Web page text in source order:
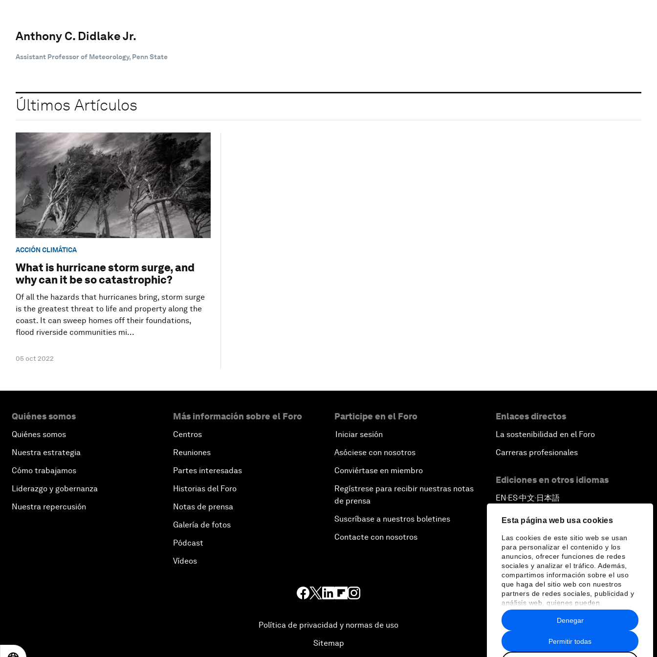
Esta página web usa cookies
Las cookies de este sitio web se usan
para personalizar el contenido y los
anuncios, ofrecer funciones de redes
sociales y analizar el tráfico. Además,
compartimos información sobre el uso
que haga del sitio web con nuestros
partners de redes sociales, publicidad y
análisis web, quienes pueden
combinarla con otra información que les
haya proporcionado o que hayan
recopilado a partir del uso que haya
hecho de sus servicios.
Permitir todas
Denegar
Anthony C. Didlake Jr.
Assistant Professor of Meteorology, Penn State
Últimos Artículos
ACCIÓN CLIMÁTICA
What is hurricane storm surge, and
why can it be so catastrophic?
Of all the hazards that hurricanes bring, storm surge
is the greatest threat to life and property along the
coast. It can sweep homes off their foundations,
flood riverside communities mi...
05 oct 2022
Quiénes somos
Quiénes somos
Nuestra estrategia
Cómo trabajamos
Liderazgo y gobernanza
Nuestra repercusión
Más información sobre el Foro
Centros
Reuniones
Partes interesadas
Historias del Foro
Notas de prensa
Galería de fotos
Pódcast
Vídeos
Participe en el Foro
Iniciar sesión
Asóciese con nosotros
Conviértase en miembro
Regístrese para recibir nuestras notas
de prensa
Suscríbase a nuestros boletines
Contacte con nosotros
Enlaces directos
La sostenibilidad en el Foro
Carreras profesionales
Ediciones en otros idiomas
EN ▪ ES▪中文▪ 日本語
Política de privacidad y normas de uso
Sitemap